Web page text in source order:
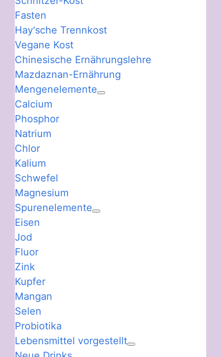
Fasten
Hay‘sche Trennkost
Vegane Kost
Chinesische Ernährungslehre
Mazdaznan-Ernährung
Mengenelemente
Calcium
Phosphor
Natrium
Chlor
Kalium
Schwefel
Magnesium
Spurenelemente
Eisen
Jod
Fluor
Zink
Kupfer
Mangan
Selen
Probiotika
Lebensmittel vorgestellt